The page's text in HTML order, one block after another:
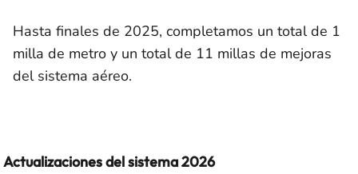
Hasta finales de 2025, completamos un total de 1
milla de metro y un total de 11 millas de mejoras
del sistema aéreo.
Actualizaciones del sistema 2026